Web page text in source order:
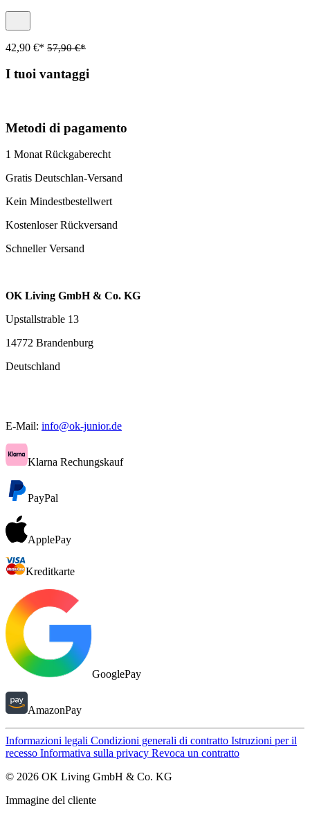
42,90 €* 57,90 €*
I tuoi vantaggi
Metodi di pagamento
1 Monat Rückgaberecht
Gratis Deutschlan-Versand
Kein Mindestbestellwert
Kostenloser Rückversand
Schneller Versand
OK Living GmbH & Co. KG
Upstallstrable 13
14772 Brandenburg
Deutschland
E-Mail: info@ok-junior.de
Klarna Rechungskauf
PayPal
ApplePay
Kreditkarte
GooglePay
AmazonPay
Informazioni legali Condizioni generali di contratto Istruzioni per il
recesso Informativa sulla privacy Revoca un contratto
© 2026 OK Living GmbH & Co. KG
Immagine del cliente